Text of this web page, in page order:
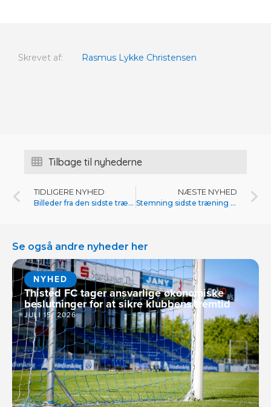
Skrevet af: Rasmus Lykke Christensen
Tilbage til nyhederne
TIDLIGERE NYHED
Billeder fra den sidste træning i Tyrkiet
NÆSTE NYHED
Stemning sidste træning Tyrkiet
Se også andre nyheder her
NYHED
Thisted FC tager ansvarlige økonomiske
beslutninger for at sikre klubbens fremtid
JULI 15, 2026